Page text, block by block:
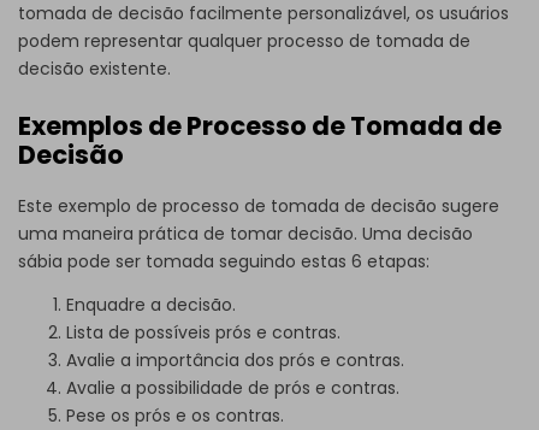
tomada de decisão facilmente personalizável, os usuários
podem representar qualquer processo de tomada de
decisão existente.
Exemplos de Processo de Tomada de
Decisão
Este exemplo de processo de tomada de decisão sugere
uma maneira prática de tomar decisão. Uma decisão
sábia pode ser tomada seguindo estas 6 etapas:
Enquadre a decisão.
Lista de possíveis prós e contras.
Avalie a importância dos prós e contras.
Avalie a possibilidade de prós e contras.
Pese os prós e os contras.